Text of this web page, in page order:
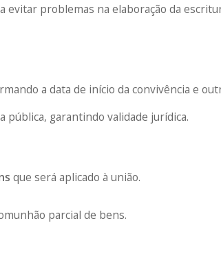
evitar problemas na elaboração da
a data de início da convivência e
pública, garantindo validade jurídica.
que será aplicado à união.
parcial de bens.